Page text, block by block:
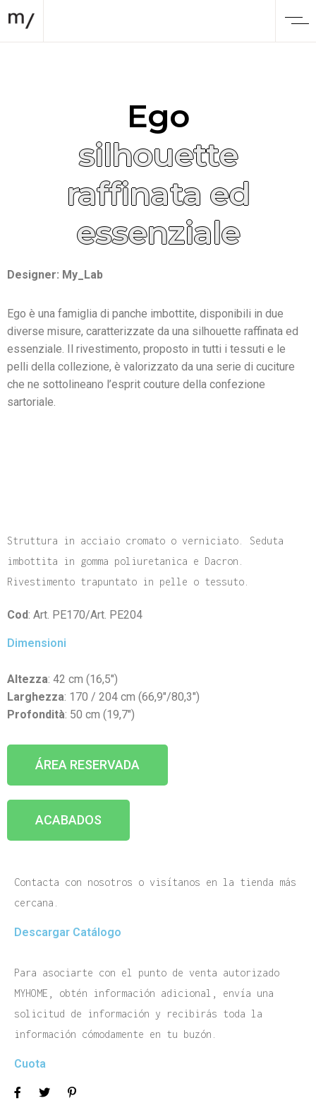
Ego
silhouette
raffinata ed
essenziale
Designer: My_Lab
Ego è una famiglia di panche imbottite, disponibili in due
diverse misure, caratterizzate da una silhouette raffinata ed
essenziale. Il rivestimento, proposto in tutti i tessuti e le
pelli della collezione, è valorizzato da una serie di cuciture
che ne sottolineano l’esprit couture della confezione
sartoriale.
Struttura in acciaio cromato o verniciato. Seduta
imbottita in gomma poliuretanica e Dacron.
Rivestimento trapuntato in pelle o tessuto.
Cod: Art. PE170/Art. PE204
Dimensioni
Altezza: 42 cm (16,5″)
Larghezza: 170 / 204 cm (66,9″/80,3″)
Profondità: 50 cm (19,7″)
ÁREA RESERVADA
ACABADOS
Contacta con nosotros o visítanos en la tienda más
cercana.
Descargar Catálogo
Para asociarte con el punto de venta autorizado
MYHOME, obtén información adicional, envía una
solicitud de información y recibirás toda la
información cómodamente en tu buzón.
Cuota